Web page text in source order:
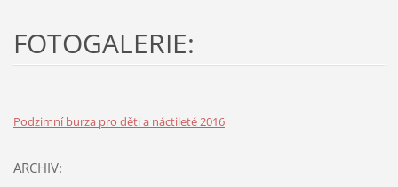
FOTOGALERIE:
Podzimní burza pro děti a náctileté 2016
ARCHIV: